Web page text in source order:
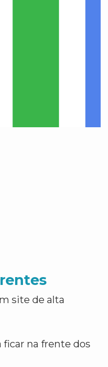
site de alta
na frente dos